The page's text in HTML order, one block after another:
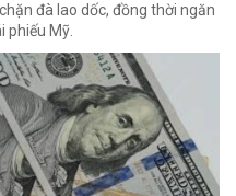
đà lao dốc, đồng thời ngăn
phiếu Mỹ.